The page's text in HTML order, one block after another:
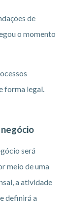
de
o momento
forma legal.
será
meio de uma
a atividade
definirá a